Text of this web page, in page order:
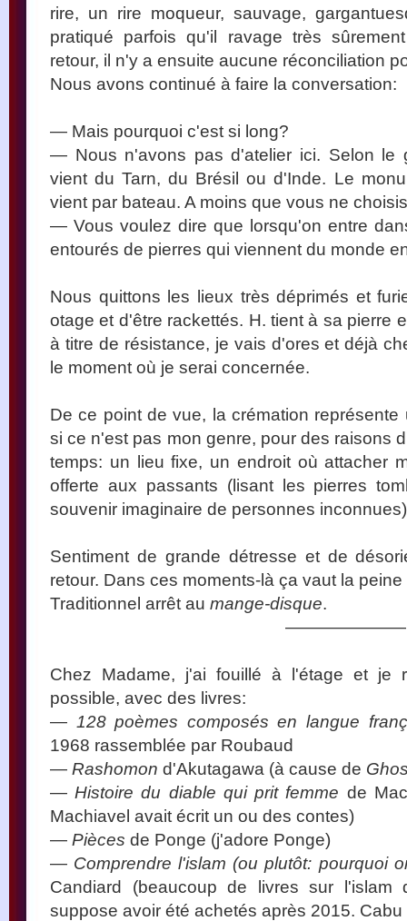
rire, un rire moqueur, sauvage,
pratiqué parfois qu'il ravage très
retour, il n'y a ensuite aucune réconciliation
Nous avons continué à faire la conversation:
— Mais pourquoi c'est si long?
— Nous n'avons pas d'atelier ici. Selon le
vient du Tarn, du Brésil ou d'Inde. Le
vient par bateau. A moins que vous ne
— Vous voulez dire que lorsqu'on entre
entourés de pierres qui viennent du monde
Nous quittons les lieux très déprimés et
otage et d'être rackettés. H. tient à sa pierre
à titre de résistance, je vais d'ores et déjà
le moment où je serai concernée.
De ce point de vue, la crémation
si ce n'est pas mon genre, pour des raisons
temps: un lieu fixe, un endroit où attacher
offerte aux passants (lisant les pierres
souvenir imaginaire de personnes
Sentiment de grande détresse et de
retour. Dans ces moments-là ça vaut la
Traditionnel arrêt au mange-disque.
———————
Chez Madame, j'ai fouillé à l'étage et je
possible, avec des livres:
— 128 poèmes composés en langue
1968 rassemblée par Roubaud
— Rashomon d'Akutagawa (à cause de
—Histoire du diable qui prit femme de
Machiavel avait écrit un ou des contes)
— Pièces de Ponge (j'adore Ponge)
— Comprendre l'islam (ou plutôt: pourquoi
Candiard (beaucoup de livres sur l'islam
suppose avoir été achetés après 2015.